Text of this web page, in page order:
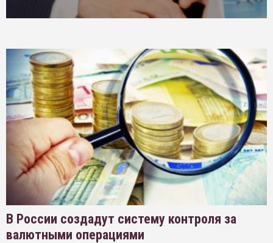
В России создадут систему контроля за
валютными операциями